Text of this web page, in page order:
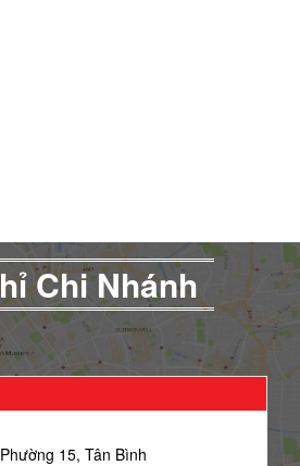
Chi Nhánh
15, Tân Bình